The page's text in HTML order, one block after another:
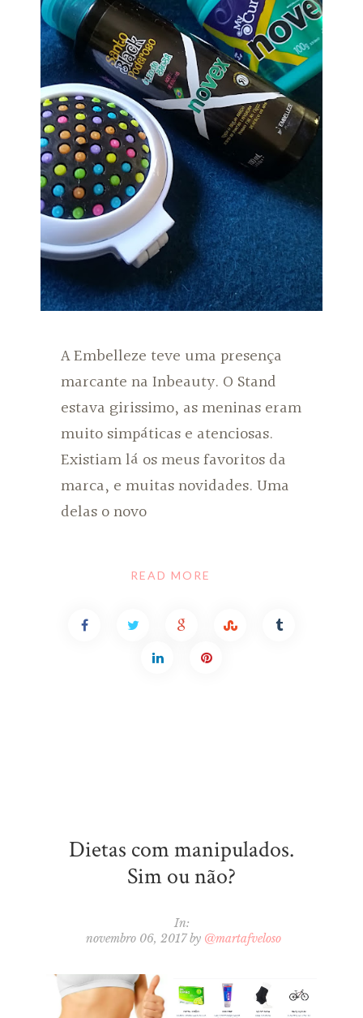
A Embelleze teve uma presença
marcante na Inbeauty. O Stand
estava girissimo, as meninas eram
muito simpáticas e atenciosas.
Existiam lá os meus favoritos da
marca, e muitas novidades. Uma
delas o novo
READ MORE
Dietas com manipulados.
Sim ou não?
In:
novembro 06, 2017by @martafveloso